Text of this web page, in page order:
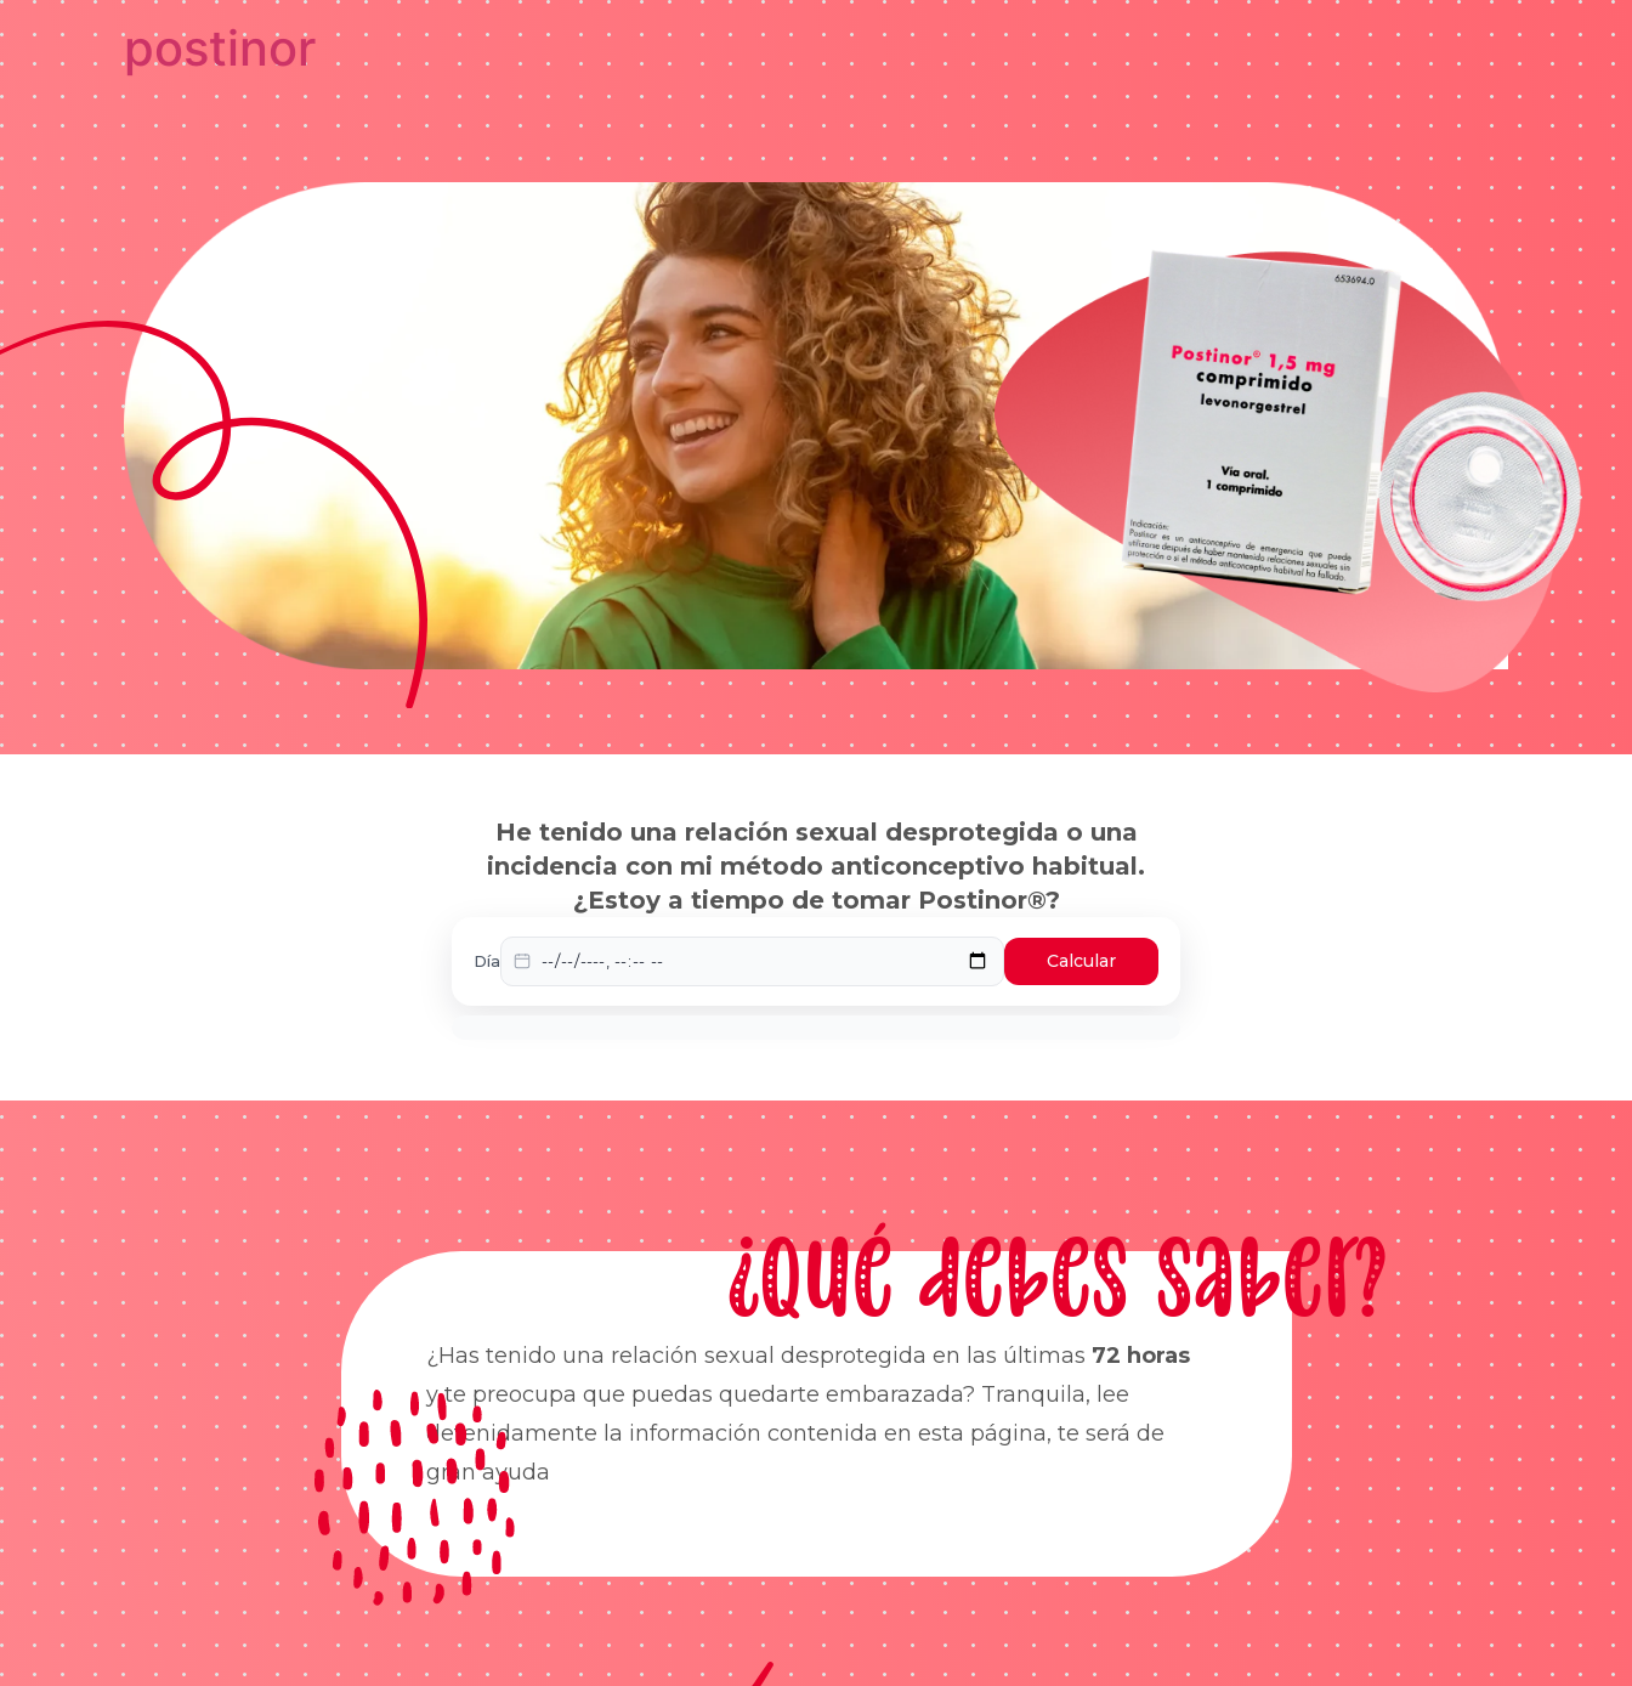
postinor
He tenido una relación sexual desprotegida o una
incidencia con mi método anticonceptivo habitual.
¿Estoy a tiempo de tomar Postinor®?
Día Calcular
¿Qué debes saber?
¿Has tenido una relación sexual desprotegida en las últimas 72 horas
y te preocupa que puedas quedarte embarazada? Tranquila, lee
detenidamente la información contenida en esta página, te será de
gran ayuda